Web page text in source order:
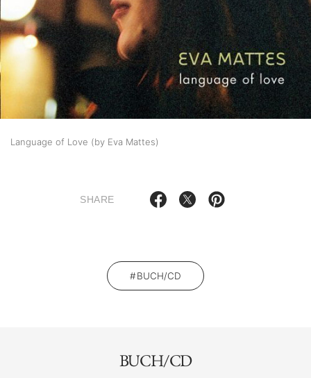
Language of Love (by Eva Mattes)
SHARE
BUCH/CD
BUCH/CD